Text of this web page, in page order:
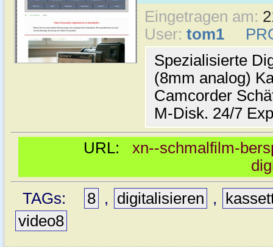
Eingetragen am:
User: tom1
Spezialisierte
(8mm analog)
Camcorder
M-Disk. 24/7
URL: xn--schmalfilm-
TAGs:
8 , digitalisieren ,
video8